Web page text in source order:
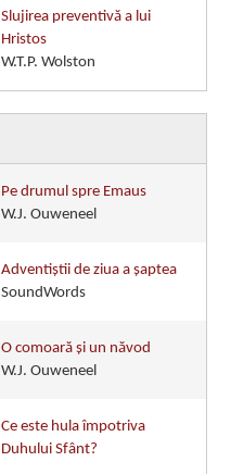
Slujirea preventivă a lui
Hristos
W.T.P. Wolston
Pe drumul spre Emaus
W.J. Ouweneel
Adventiştii de ziua a şaptea
SoundWords
O comoară şi un năvod
W.J. Ouweneel
Ce este hula împotriva
Duhului Sfânt?